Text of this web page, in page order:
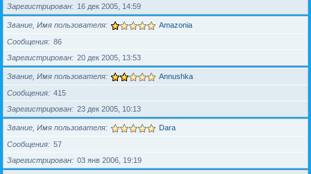
Зарегистрирован
16 дек 2005, 14:59
Звание, Имя пользователя Amazonia
Сообщения
86
Зарегистрирован
20 дек 2005, 13:53
Звание, Имя пользователя Annushka
Сообщения
415
Зарегистрирован
23 дек 2005, 10:13
Звание, Имя пользователя Dara
Сообщения
57
Зарегистрирован
03 янв 2006, 19:19